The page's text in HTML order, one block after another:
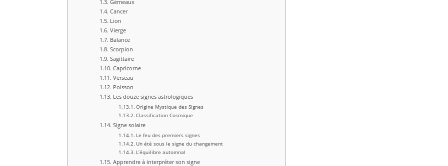
Gémeaux
Cancer
Lion
Vierge
Balance
Scorpion
Sagittaire
Capricorne
Verseau
Poisson
Les douze signes astrologiques
Origine Mystique des Signes
Classification Cosmique
Signe solaire
Le feu des premiers signes
Un été sous le signe du changement
L’équilibre automnal
Apprendre à interpréter son signe